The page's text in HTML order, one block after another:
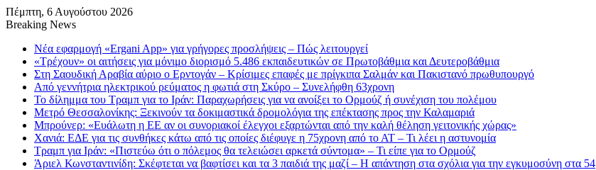
Πέμπτη, 6 Αυγούστου 2026
Breaking News
Νέα εφαρμογή «Ergani App» για γρήγορες προσλήψεις – Πώς λειτουργεί
«Τρέχουν» οι αιτήσεις για μόνιμο διορισμό 5.486 εκπαιδευτικών σε Πρωτοβάθμια και Δευτεροβάθμια
Στη Σαουδική Αραβία αύριο ο Ερντογάν – Κρίσιμες επαφές με πρίγκιπα Σαλμάν και Πακιστανό πρωθυπουργό
Από γεννήτρια ηλεκτρικού ρεύματος η φωτιά στη Σκύρο – Συνελήφθη 63χρονη
Το δίλημμα του Τραμπ για το Ιράν: Παραχωρήσεις για να ανοίξει το Ορμούζ ή συνέχιση του πολέμου
Μετρό Θεσσαλονίκης: Ξεκινούν τα δοκιμαστικά δρομολόγια της επέκτασης προς την Καλαμαριά
Μπρούνερ: «Ευάλωτη η ΕΕ αν οι συνοριακοί έλεγχοι εξαρτώνται από την καλή θέληση γειτονικής χώρας»
Χανιά: ΕΔΕ για τις συνθήκες κάτω από τις οποίες διέφυγε η 75χρονη από το ΑΤ – Τι λέει η αστυνομία
Τραμπ για Ιράν: «Πιστεύω ότι ο πόλεμος θα τελειώσει αρκετά σύντομα» – Τι είπε για το Ορμούζ
Άριελ Κωνσταντινίδη: Σκέφτεται να βαφτίσει και τα 3 παιδιά της μαζί – Η απάντηση στα σχόλια για την εγκυμοσύνη στα 54